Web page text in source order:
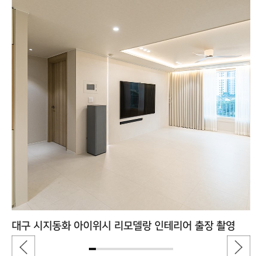
대구 시지동화 아이위시 리모델랑 인테리어 출장 촬영